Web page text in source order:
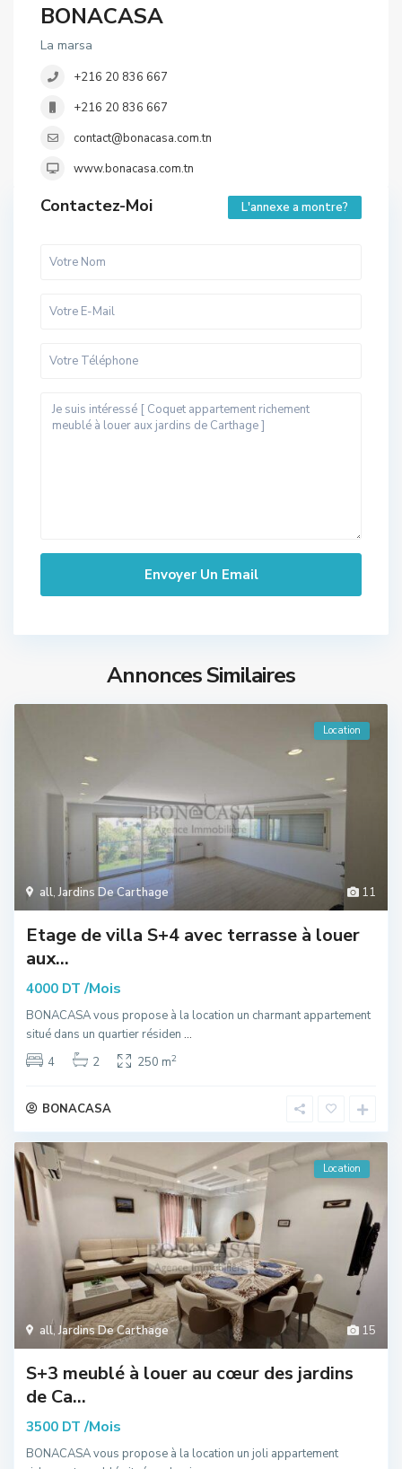
BONACASA
La marsa
+216 20 836 667
+216 20 836 667
contact@bonacasa.com.tn
www.bonacasa.com.tn
Contactez-Moi L'annexe a montre?
Annonces Similaires
11
all,Jardins De Carthage
Location
Etage de villa S+4 avec terrasse à louer
aux...
4000 DT /Mois
BONACASA vous propose à la location un charmant appartement
situé dans un quartier résiden ...
4
2 250 m2
BONACASA
15
all,Jardins De Carthage
Location
S+3 meublé à louer au cœur des jardins
de Ca...
3500 DT /Mois
BONACASA vous propose à la location un joli appartement